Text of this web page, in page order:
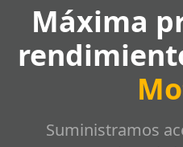
Máxima
Suministramos